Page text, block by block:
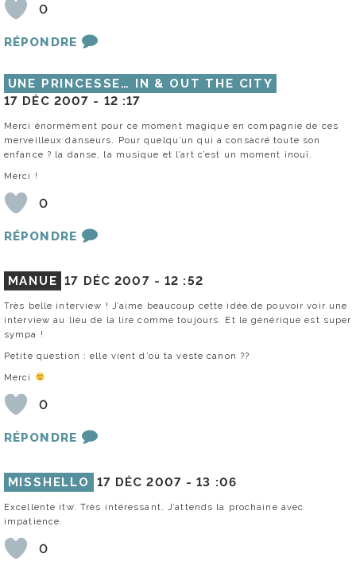
0
RÉPONDRE
UNE PRINCESSE… IN & OUT THE CITY
17 DÉC 2007 - 12 :17
Merci énormément pour ce moment magique en compagnie de ces
merveilleux danseurs. Pour quelqu’un qui a consacré toute son
enfance ? la danse, la musique et l’art c’est un moment inouï.
Merci !
0
RÉPONDRE
MANUE 17 DÉC 2007 -12 :52
Très belle interview ! J’aime beaucoup cette idée de pouvoir voir une
interview au lieu de la lire comme toujours. Et le générique est super
sympa !
Petite question : elle vient d’où ta veste canon ??
Merci
0
RÉPONDRE
MISSHELLO 17 DÉC 2007 -13 :06
Excellente itw. Très intéressant. J’attends la prochaine avec
impatience.
0